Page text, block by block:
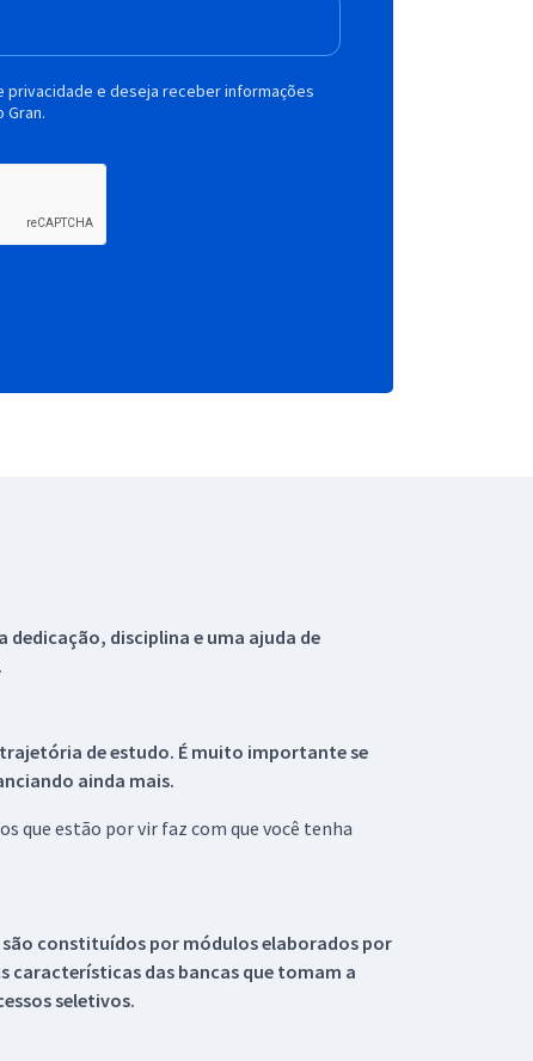
privacidade e deseja receber informações
disciplina e uma ajuda de
de estudo. É muito importante se
ainda mais.
que estão por vir faz com que você tenha
são constituídos por módulos elaborados por
características das bancas que tomam a
seletivos.